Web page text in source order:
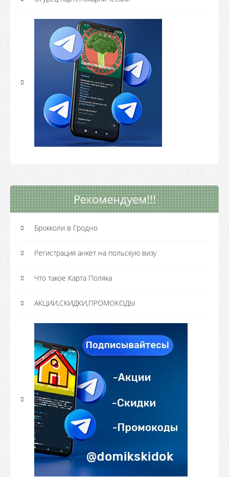
Рекомендуем!!!
Брокколи в Гродно
Регистрация анкет на польскую визу
Что такое Карта Поляка
АКЦИИ,СКИДКИ,ПРОМОКОДЫ